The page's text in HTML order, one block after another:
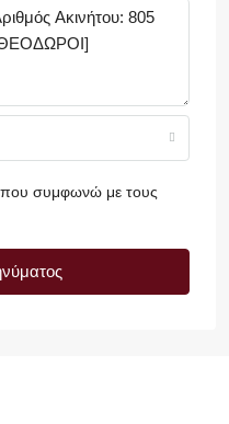
συμφωνώ με τους